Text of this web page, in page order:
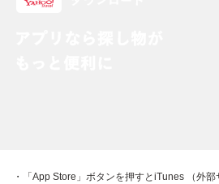
・「App Store」ボタンを押すとiTunes （外部